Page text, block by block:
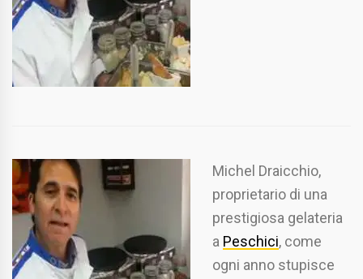
Michel Draicchio,
proprietario di una
prestigiosa gelateria
a Peschici, come
ogni anno stupisce